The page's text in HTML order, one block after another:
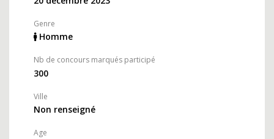
Genre
Homme
Nb de concours marqués participé
300
Ville
Non renseigné
Age